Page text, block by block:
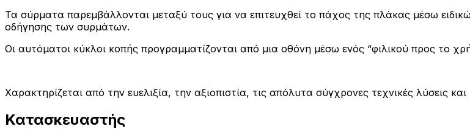
Τα σύρματα παρεμβάλλονται μεταξύ τους για να επιτευχθεί το πάχος της πλάκας μέσω
οδήγησης των συρμάτων.
Οι αυτόματοι κύκλοι κοπής προγραμματίζονται από μια οθόνη μέσω ενός “φιλικού προς το
Χαρακτηρίζεται από την ευελιξία, την αξιοπιστία, τις απόλυτα σύγχρονες τεχνικές λύσεις
Κατασκευαστής